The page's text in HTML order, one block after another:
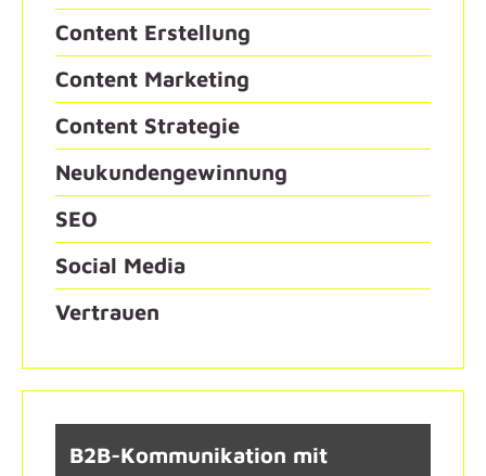
Content Erstellung
Content Marketing
Content Strategie
Neukundengewinnung
SEO
Social Media
Vertrauen
B2B-Kommunikation mit